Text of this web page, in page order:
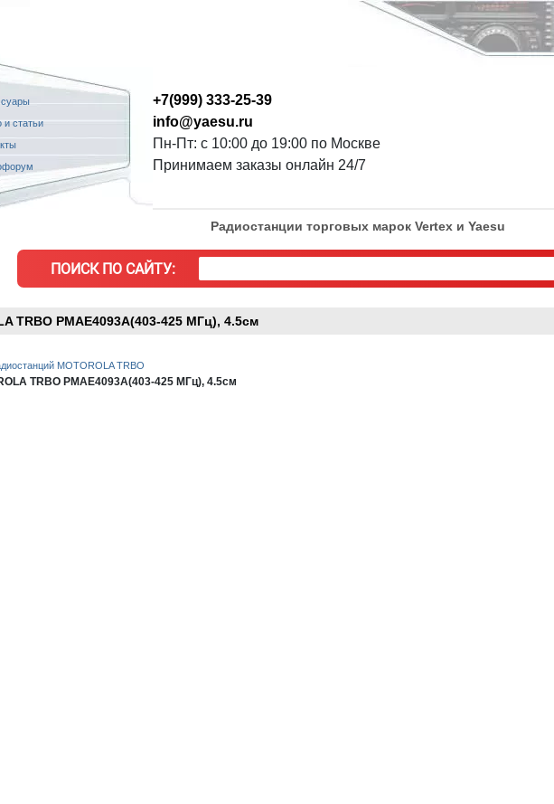
и статьи
+7(999) 333-25-39
info@yaesu.ru
Пн-Пт: с 10:00 до 19:00 по Москве
Принимаем заказы онлайн 24/7
Радиостанции торговых марок Vertex и Yaesu
ПОИСК ПО САЙТУ:
TRBO PMAE4093A(403-425 МГц), 4.5см
MOTOROLA TRBO
TRBO PMAE4093A(403-425 МГц), 4.5см